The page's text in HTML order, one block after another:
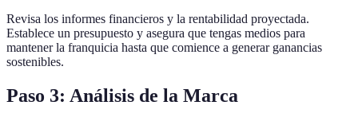
Revisa los informes financieros y la rentabilidad proyectada.
Establece un presupuesto y asegura que tengas medios para
mantener la franquicia hasta que comience a generar ganancias
sostenibles.
Paso 3: Análisis de la Marca